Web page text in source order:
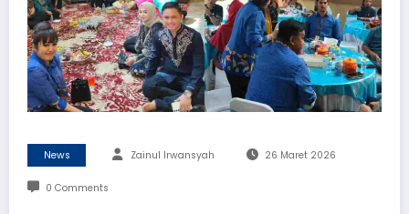
News Zainul Irwansyah 26 Maret 2026
0 Comments